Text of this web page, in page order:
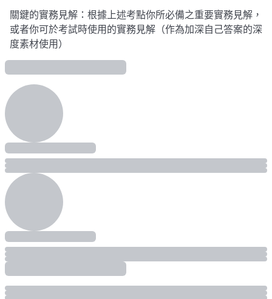
關鍵的實務見解：根據上述考點你所必備之重要實務見解，
或者你可於考試時使用的實務見解（作為加深自己答案的深
度素材使用）